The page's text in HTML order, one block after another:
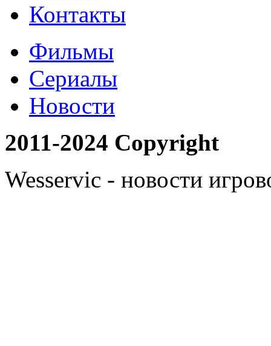
Контакты
Фильмы
Сериалы
Новости
2011-2024 Copyright
Wesservic - новости